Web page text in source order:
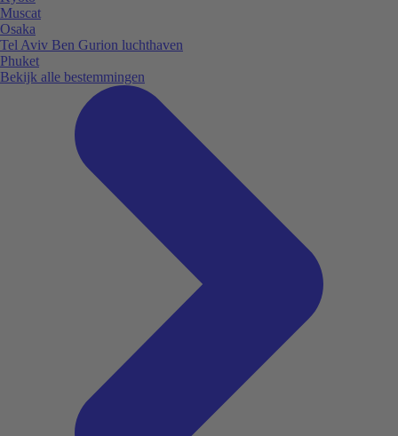
Muscat
Osaka
Tel Aviv Ben Gurion luchthaven
Phuket
Bekijk alle bestemmingen